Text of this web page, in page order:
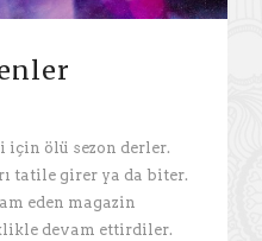
için ölü sezon derler.
tatile girer ya da biter.
eden magazin
devam ettirdiler.